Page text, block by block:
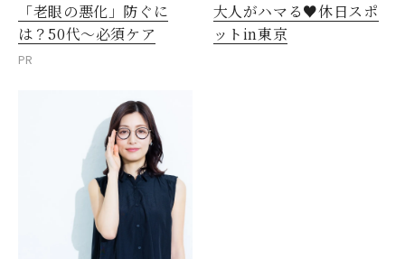
「老眼の悪化」防ぐに
は？50代～必須ケア
PR
大人がハマる♥休日スポ
ットin東京